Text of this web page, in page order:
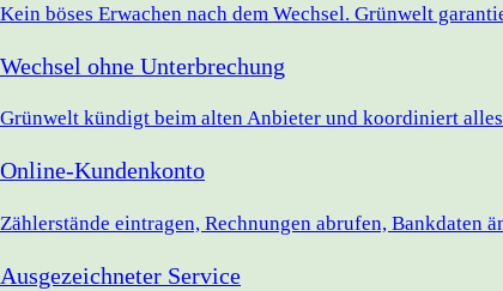
Kein böses Erwachen nach dem Wechsel. Grünwelt
Wechsel ohne Unterbrechung
Grünwelt kündigt beim alten Anbieter und koordiniert
Online-Kundenkonto
Zählerstände eintragen, Rechnungen abrufen, Bankdaten
Ausgezeichneter Service